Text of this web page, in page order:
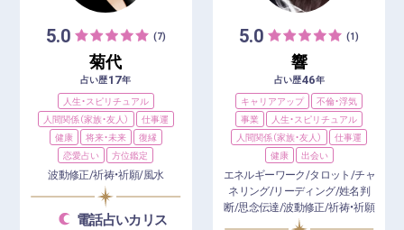
5.0 (7)
菊代
占い歴17年
人生・スピリチュアル
人間関係（家族・友人）
仕事運
健康
将来・未来
復縁
恋愛占い
方位鑑定
波動修正/祈祷・祈願/風水
電話占いカリス
5.0 (1)
響
占い歴46年
キャリアアップ
不倫・浮気
事業
人生・スピリチュアル
人間関係（家族・友人）
仕事運
健康
出会い
エネルギーワーク/タロット/チャ
ネリング/リーディング/姓名判
断/思念伝達/波動修正/祈祷・祈願